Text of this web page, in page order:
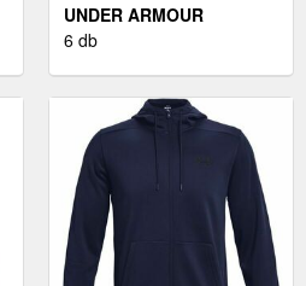
UNDER ARMOUR
ARMOUR FLEECE FÉRFI
6 db